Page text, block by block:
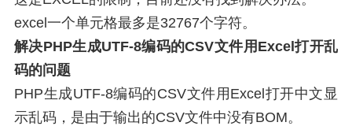
excel一个单元格最多是32767个字符。
解决PHP生成UTF-8编码的CSV文件用Excel打开乱
码的问题
PHP生成UTF-8编码的CSV文件用Excel打开中文显
示乱码，是由于输出的CSV文件中没有BOM。